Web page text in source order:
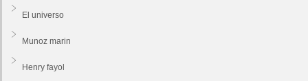
El universo
Munoz marin
Henry fayol